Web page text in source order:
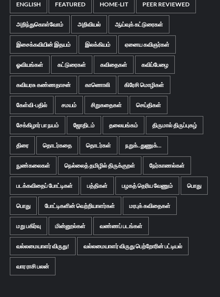
ENGLISH FEATURED HOME-LIT PEER REVIEWED
அறிந்துகொள்வோம் அறிவியல் ஆய்வுக் கட்டுரைகள்
இசைக்கவியின் இதயம் இலக்கியம் ஏனைய கவிஞர்கள்
ஓவியங்கள் கட்டுரைகள் கவிதைகள் கவிப்பேழை
கவியரசு கண்ணதாசன் காணொலி கிரேசி மொழிகள்
கேள்வி-பதில் சமயம் சிறுகதைகள் செய்திகள்
சேக்கிழார் பா நயம் ஜோதிடம் தலையங்கம் திருமால் திருப்புகழ்
திரை தொடர்கதை தொடர்கள் நறுக்..துணுக்...
நுண்கலைகள் நெல்லைத் தமிழில் திருக்குறள் நேர்காணல்கள்
படக்கவிதைப் போட்டிகள் பத்திகள் பழகத் தெரிய வேணும் பொது
பொது போட்டிகளின் வெற்றியாளர்கள் மரபுக் கவிதைகள்
மறு பகிர்வு மின்னூல்கள் வண்ணப் படங்கள்
வல்லமையாளர் விருது! வல்லமையாளர் விருது பெற்றோரின் பட்டியல்
வார ராசி பலன்